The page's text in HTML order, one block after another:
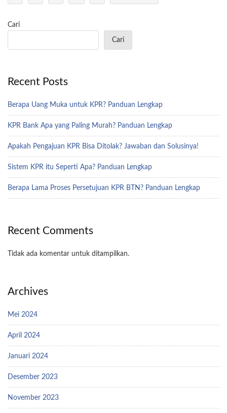
Cari
Cari
Recent Posts
Berapa Uang Muka untuk KPR? Panduan Lengkap
KPR Bank Apa yang Paling Murah? Panduan Lengkap
Apakah Pengajuan KPR Bisa Ditolak? Jawaban dan Solusinya!
Sistem KPR itu Seperti Apa? Panduan Lengkap
Berapa Lama Proses Persetujuan KPR BTN? Panduan Lengkap
Recent Comments
Tidak ada komentar untuk ditampilkan.
Archives
Mei 2024
April 2024
Januari 2024
Desember 2023
November 2023